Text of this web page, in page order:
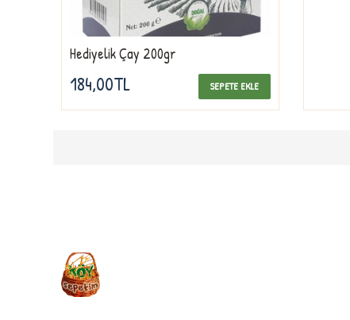
Hediyelik Çay 200gr
184,00TL SEPETE EKLE